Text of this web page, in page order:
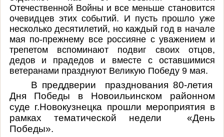
Отечественной Войны и все меньше становится
очевидцев этих событий. И пусть прошло уже
несколько десятилетий, но каждый год в начале
мая по-прежнему все россияне с уважением и
трепетом вспоминают подвиг своих отцов,
дедов и прадедов и вместе с оставшимися
ветеранами празднуют Великую Победу 9 мая.
В преддверии
празднования 80-летия
Дня Победы в Новоильинском районном
суде г.Новокузнецка прошли мероприятия в
рамках тематической недели
«День
Победы».